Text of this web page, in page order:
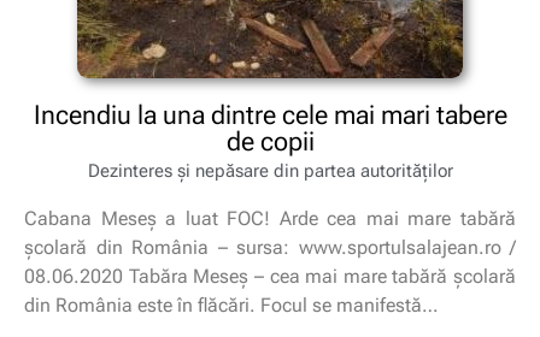
Incendiu la una dintre cele mai mari tabere
de copii
Dezinteres și nepăsare din partea autorităților
Cabana Meseş a luat FOC! Arde cea mai mare tabără
şcolară din România – sursa: www.sportulsalajean.ro /
08.06.2020 Tabăra Meseş – cea mai mare tabără şcolară
din România este în flăcări. Focul se manifestă…